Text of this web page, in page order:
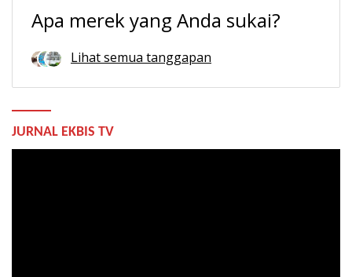
Apa merek yang Anda sukai?
Lihat semua tanggapan
JURNAL EKBIS TV